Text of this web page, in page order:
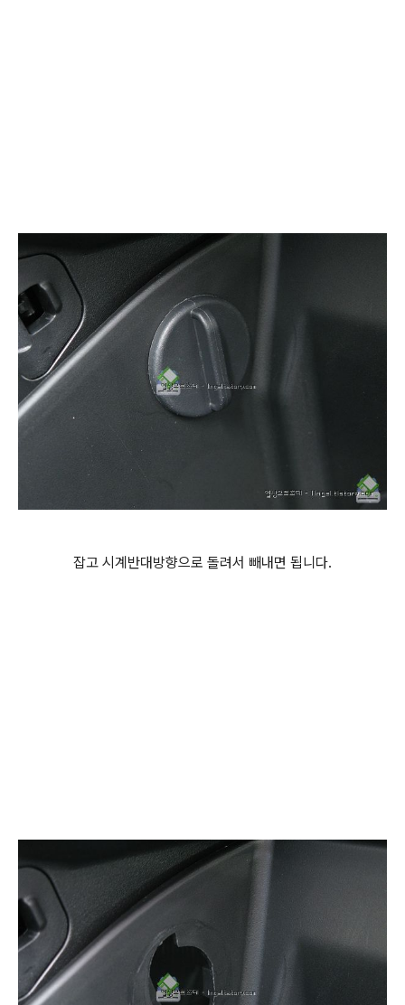
잡고 시계반대방향으로 돌려서 빼내면 됩니다.